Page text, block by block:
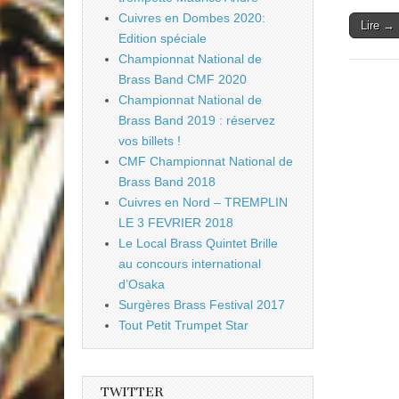
Lire →
Cuivres en Dombes 2020:
Edition spéciale
Championnat National de
Brass Band CMF 2020
Championnat National de
Brass Band 2019 : réservez
vos billets !
CMF Championnat National de
Brass Band 2018
Cuivres en Nord – TREMPLIN
LE 3 FEVRIER 2018
Le Local Brass Quintet Brille
au concours international
d’Osaka
Surgères Brass Festival 2017
Tout Petit Trumpet Star
TWITTER